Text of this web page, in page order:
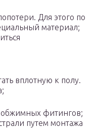
Для этого по
материал;
вплотную к полу.
обжимных фитингов;
путем монтажа